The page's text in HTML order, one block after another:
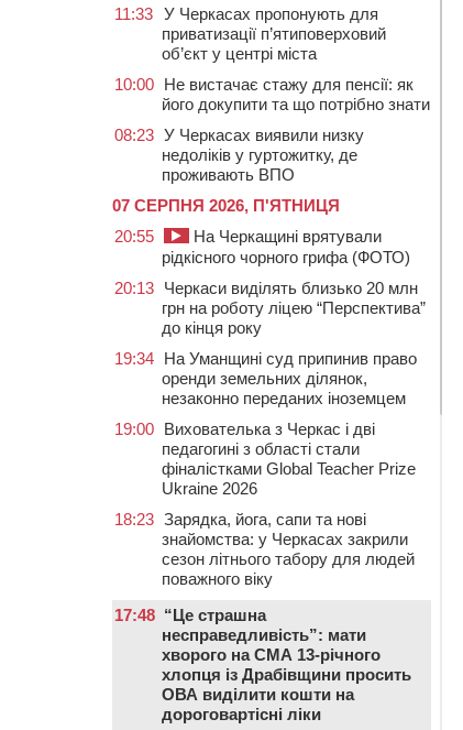
11:33 У Черкасах пропонують для
приватизації п’ятиповерховий
об’єкт у центрі міста
10:00 Не вистачає стажу для пенсії: як
його докупити та що потрібно знати
08:23 У Черкасах виявили низку
недоліків у гуртожитку, де
проживають ВПО
07 СЕРПНЯ 2026, П'ЯТНИЦЯ
20:55
На Черкащині врятували
рідкісного чорного грифа (ФОТО)
20:13 Черкаси виділять близько 20 млн
грн на роботу ліцею “Перспектива”
до кінця року
19:34 На Уманщині суд припинив право
оренди земельних ділянок,
незаконно переданих іноземцем
19:00 Вихователька з Черкас і дві
педагогині з області стали
фіналістками Global Teacher Prize
Ukraine 2026
18:23 Зарядка, йога, сапи та нові
знайомства: у Черкасах закрили
сезон літнього табору для людей
поважного віку
17:48 “Це страшна
несправедливість”: мати
хворого на СМА 13-річного
хлопця із Драбівщини просить
ОВА виділити кошти на
дороговартісні ліки